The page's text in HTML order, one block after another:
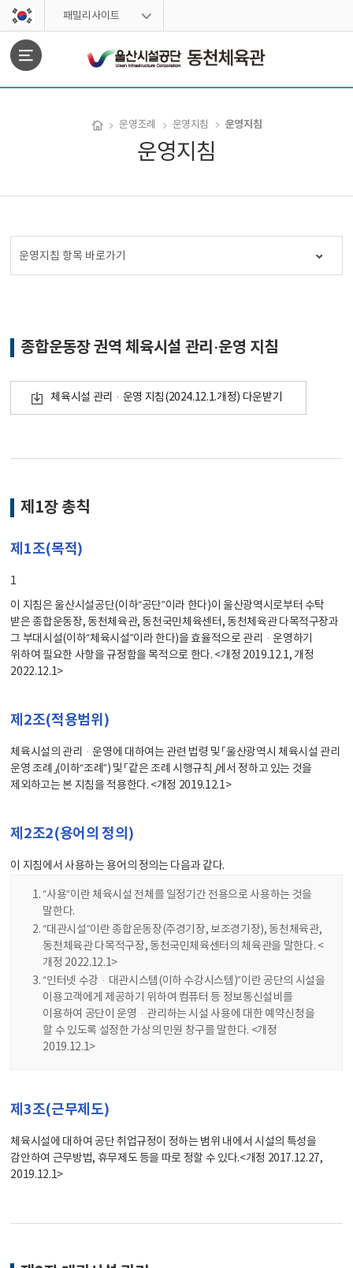
스킵네비게이션
패밀리사이트
운영조례 운영지침 운영지침
운영지침
운영지침 항목 바로가기
종합운동장 권역 체육시설 관리·운영 지침
체육시설 관리·운영 지침(2024.12.1.개정) 다운받기
제1장 총칙
제1조(목적)
1
이 지침은 울산시설공단(이하“공단”이라 한다)이 울산광역시로부터 수탁
받은 종합운동장, 동천체육관, 동천국민체육센터, 동천체육관 다목적구장과
그 부대시설(이하“체육시설”이라 한다)을 효율적으로 관리·운영하기
위하여 필요한 사항을 규정함을 목적으로 한다. <개정 2019.12.1, 개정
2022.12.1>
제2조(적용범위)
체육시설의 관리·운영에 대하여는 관련 법령 및 「울산광역시 체육시설 관리
운영 조례」(이하“조례”) 및 「같은 조례 시행규칙」에서 정하고 있는 것을
제외하고는 본 지침을 적용한다. <개정 2019.12.1>
제2조2(용어의 정의)
이 지침에서 사용하는 용어의 정의는 다음과 같다.
“사용”이란 체육시설 전체를 일정기간 전용으로 사용하는 것을
말한다.
“대관시설”이란 종합운동장(주경기장, 보조경기장), 동천체육관,
동천체육관 다목적구장, 동천국민체육센터의 체육관을 말한다. <
개정 2022.12.1>
“인터넷 수강·대관시스템(이하 수강시스템)”이란 공단의 시설을
이용고객에게 제공하기 위하여 컴퓨터 등 정보통신설비를
이용하여 공단이 운영·관리하는 시설 사용에 대한 예약신청을
할 수 있도록 설정한 가상의 민원 창구를 말한다. <개정
2019.12.1>
제3조(근무제도)
체육시설에 대하여 공단 취업규정이 정하는 범위 내에서 시설의 특성을
감안하여 근무방법, 휴무제도 등을 따로 정할 수 있다.<개정 2017.12.27,
2019.12.1>